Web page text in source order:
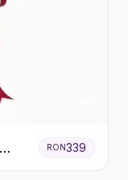
RON339